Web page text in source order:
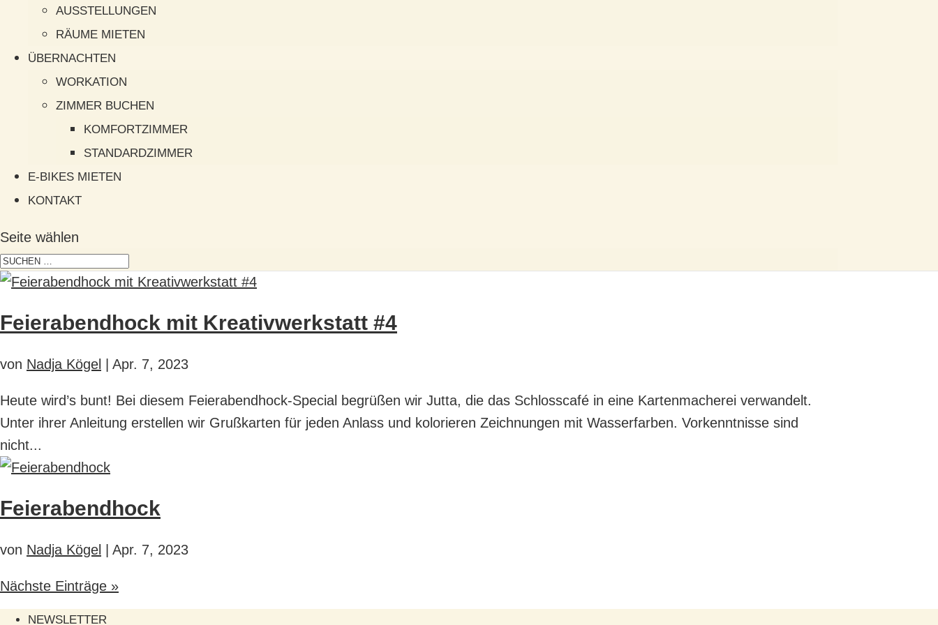
AUSSTELLUNGEN
RÄUME MIETEN
ÜBERNACHTEN
WORKATION
ZIMMER BUCHEN
KOMFORTZIMMER
STANDARDZIMMER
E-BIKES MIETEN
KONTAKT
Seite wählen
Feierabendhock mit Kreativwerkstatt #4
von Nadja Kögel Apr. 7, 2023
Heute wird’s bunt! Bei diesem Feierabendhock-Special begrüßen wir Jutta, die das Schlosscafé in eine Kartenmacherei verwandelt.
Unter ihrer Anleitung erstellen wir Grußkarten für jeden Anlass und kolorieren Zeichnungen mit Wasserfarben. Vorkenntnisse sind
nicht...
Feierabendhock
von Nadja Kögel | Apr. 7, 2023
Nächste Einträge »
NEWSLETTER